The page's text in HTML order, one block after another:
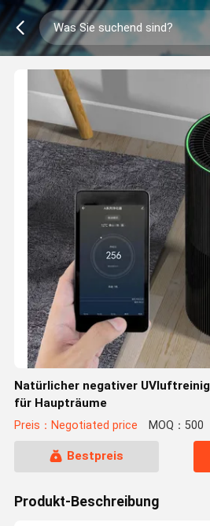
Natürlicher negativer
für Haupträume
Preis：Negotiated price MOQ：500
Bestpreis
Produkt-Beschreibung